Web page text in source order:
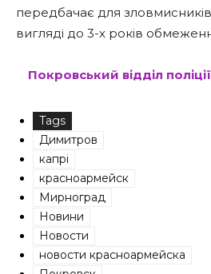
передбачає для
вигляді до 3-х років
Покровський відділ поліції
Tags
Димитров
капрі
красноармейск
Мирноград
Новини
Новости
новости красноармейска